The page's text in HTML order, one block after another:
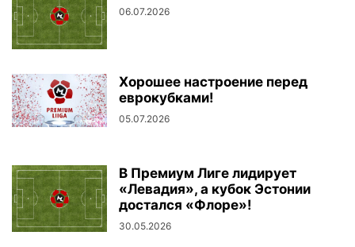
06.07.2026
Хорошее настроение перед
еврокубками!
05.07.2026
В Премиум Лиге лидирует
«Левадия», а кубок Эстонии
достался «Флоре»!
30.05.2026